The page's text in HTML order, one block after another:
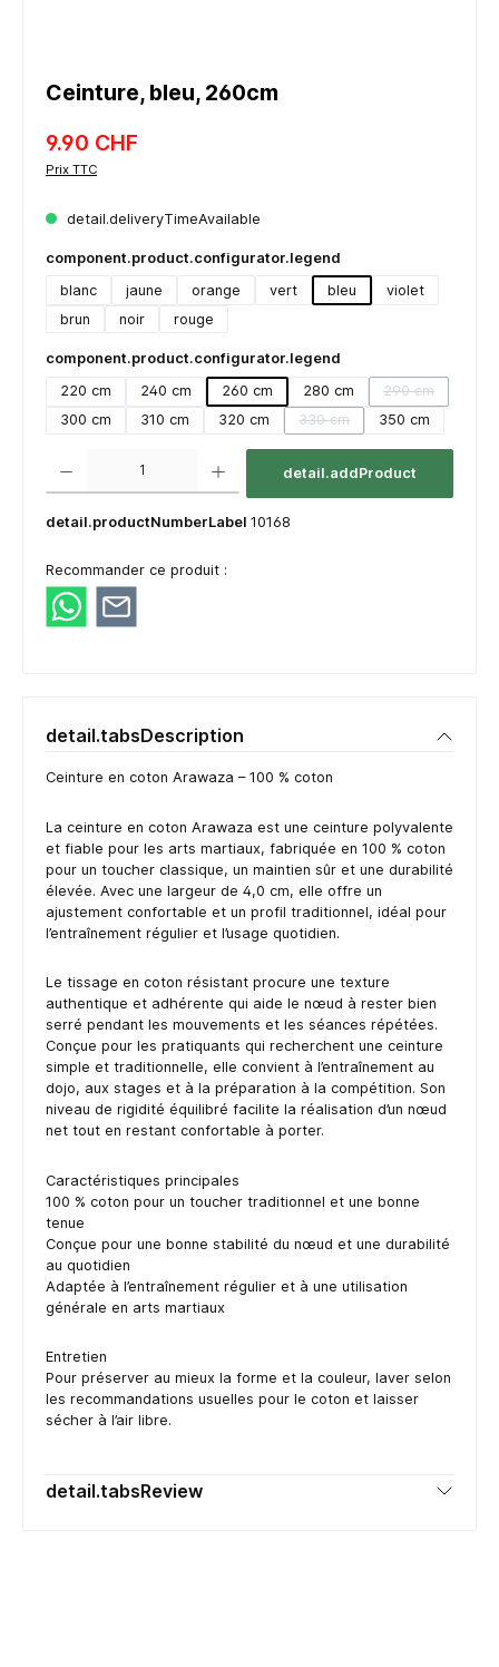
Ceinture, bleu, 260cm
9.90 CHF
Prix TTC
detail.deliveryTimeAvailable
component.product.configurator.legend
blanc
jaune orange vert bleu
violet
brun
noir rouge
component.product.configurator.legend
220 cm
240 cm 260 cm 280 cm 290 cm
300 cm 310 cm 320 cm 330 cm
(detail.unavailableTooltip)
350 cm
detail.addProduct
detail.productNumberLabel 10168
Recommander ce produit :
detail.tabsDescription
Ceinture en coton Arawaza – 100 % coton
La ceinture en coton Arawaza est une ceinture polyvalente
et fiable pour les arts martiaux, fabriquée en 100 % coton
pour un toucher classique, un maintien sûr et une durabilité
élevée. Avec une largeur de 4,0 cm, elle offre un
ajustement confortable et un profil traditionnel, idéal pour
l’entraînement régulier et l’usage quotidien.
Le tissage en coton résistant procure une texture
authentique et adhérente qui aide le nœud à rester bien
serré pendant les mouvements et les séances répétées.
Conçue pour les pratiquants qui recherchent une ceinture
simple et traditionnelle, elle convient à l’entraînement au
dojo, aux stages et à la préparation à la compétition. Son
niveau de rigidité équilibré facilite la réalisation d’un nœud
net tout en restant confortable à porter.
Caractéristiques principales
100 % coton pour un toucher traditionnel et une bonne
tenue
Conçue pour une bonne stabilité du nœud et une durabilité
au quotidien
Adaptée à l’entraînement régulier et à une utilisation
générale en arts martiaux
Entretien
Pour préserver au mieux la forme et la couleur, laver selon
les recommandations usuelles pour le coton et laisser
sécher à l’air libre.
detail.tabsReview